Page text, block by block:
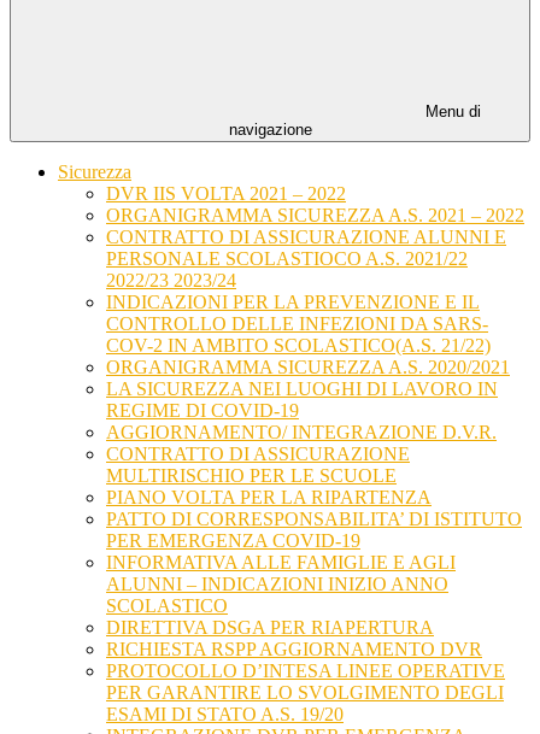
Menu di
navigazione
Sicurezza
DVR IIS VOLTA 2021 – 2022
ORGANIGRAMMA SICUREZZA A.S. 2021 – 2022
CONTRATTO DI ASSICURAZIONE ALUNNI E
PERSONALE SCOLASTIOCO A.S. 2021/22
2022/23 2023/24
INDICAZIONI PER LA PREVENZIONE E IL
CONTROLLO DELLE INFEZIONI DA SARS-
COV-2 IN AMBITO SCOLASTICO(A.S. 21/22)
ORGANIGRAMMA SICUREZZA A.S. 2020/2021
LA SICUREZZA NEI LUOGHI DI LAVORO IN
REGIME DI COVID-19
AGGIORNAMENTO/ INTEGRAZIONE D.V.R.
CONTRATTO DI ASSICURAZIONE
MULTIRISCHIO PER LE SCUOLE
PIANO VOLTA PER LA RIPARTENZA
PATTO DI CORRESPONSABILITA’ DI ISTITUTO
PER EMERGENZA COVID-19
INFORMATIVA ALLE FAMIGLIE E AGLI
ALUNNI – INDICAZIONI INIZIO ANNO
SCOLASTICO
DIRETTIVA DSGA PER RIAPERTURA
RICHIESTA RSPP AGGIORNAMENTO DVR
PROTOCOLLO D’INTESA LINEE OPERATIVE
PER GARANTIRE LO SVOLGIMENTO DEGLI
ESAMI DI STATO A.S. 19/20